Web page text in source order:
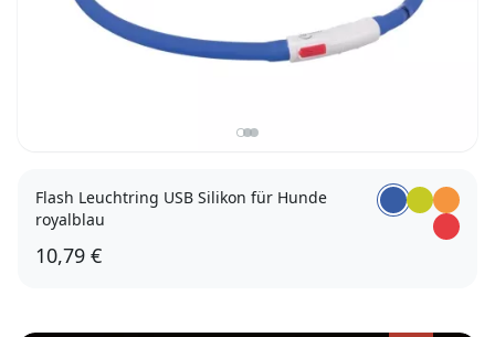
Flash Leuchtring USB Silikon für Hunde
royalblau
10,79 €